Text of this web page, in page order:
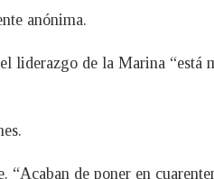
anónima.
liderazgo de la Marina “está
de poner en